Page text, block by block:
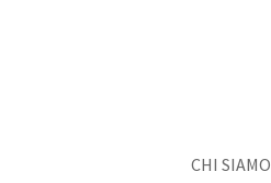
CHI SIAMO